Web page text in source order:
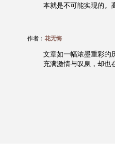
本就是不可能实现的。
作者： 花无悔
文章如一幅浓墨重彩的
充满激情与叹息，却也